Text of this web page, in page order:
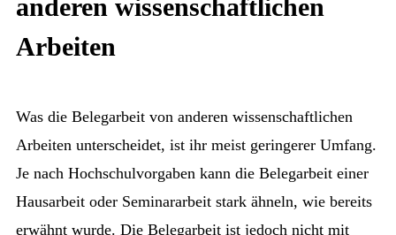
anderen wissenschaftlichen
Arbeiten
Was die Belegarbeit von anderen wissenschaftlichen
Arbeiten unterscheidet, ist ihr meist geringerer Umfang.
Je nach Hochschulvorgaben kann die Belegarbeit einer
Hausarbeit oder Seminararbeit stark ähneln, wie bereits
erwähnt wurde. Die Belegarbeit ist jedoch nicht mit